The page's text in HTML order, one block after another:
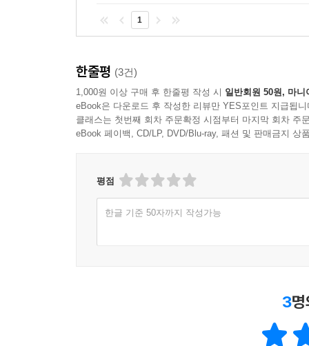
1
한줄평 (3건)
1,000원 이상 구매 후 한줄평 작성 시 일반회원 50원, 마니
eBook은 다운로드 후 작성한 리뷰만 YES포인트 지급됩니
클래스는 첫번째 회차 주문확정 시점부터 마지막 회차 주
eBook 페이백, CD/LP, DVD/Blu-ray, 패션 및 판매금지 상
평점
한글 기준 50자까지 작성가능
3